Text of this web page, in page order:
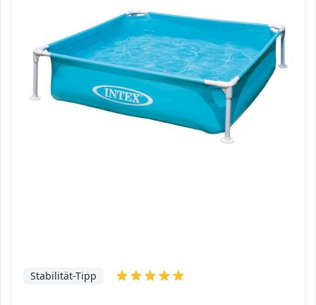
Stabilität-Tipp